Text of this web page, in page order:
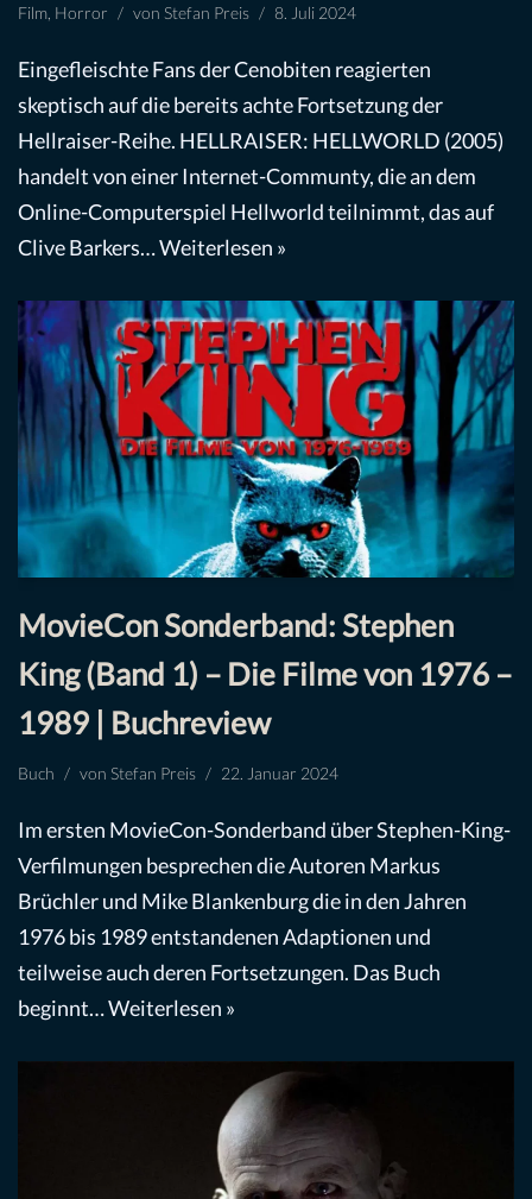
Film Horror von Stefan Preis 8. Juli 2024
Eingefleischte Fans der Cenobiten reagierten
skeptisch auf die bereits achte Fortsetzung der
Hellraiser-Reihe. HELLRAISER: HELLWORLD (2005)
handelt von einer Internet-Communty, die an dem
Online-Computerspiel Hellworld teilnimmt, das auf
Clive Barkers…Weiterlesen »
MovieCon Sonderband: Stephen
King (Band 1) – Die Filme von 1976 –
1989 | Buchreview
Buch von Stefan Preis 22. Januar 2024
Im ersten MovieCon-Sonderband über Stephen-King-
Verfilmungen besprechen die Autoren Markus
Brüchler und Mike Blankenburg die in den Jahren
1976 bis 1989 entstandenen Adaptionen und
teilweise auch deren Fortsetzungen. Das Buch
beginnt…Weiterlesen »